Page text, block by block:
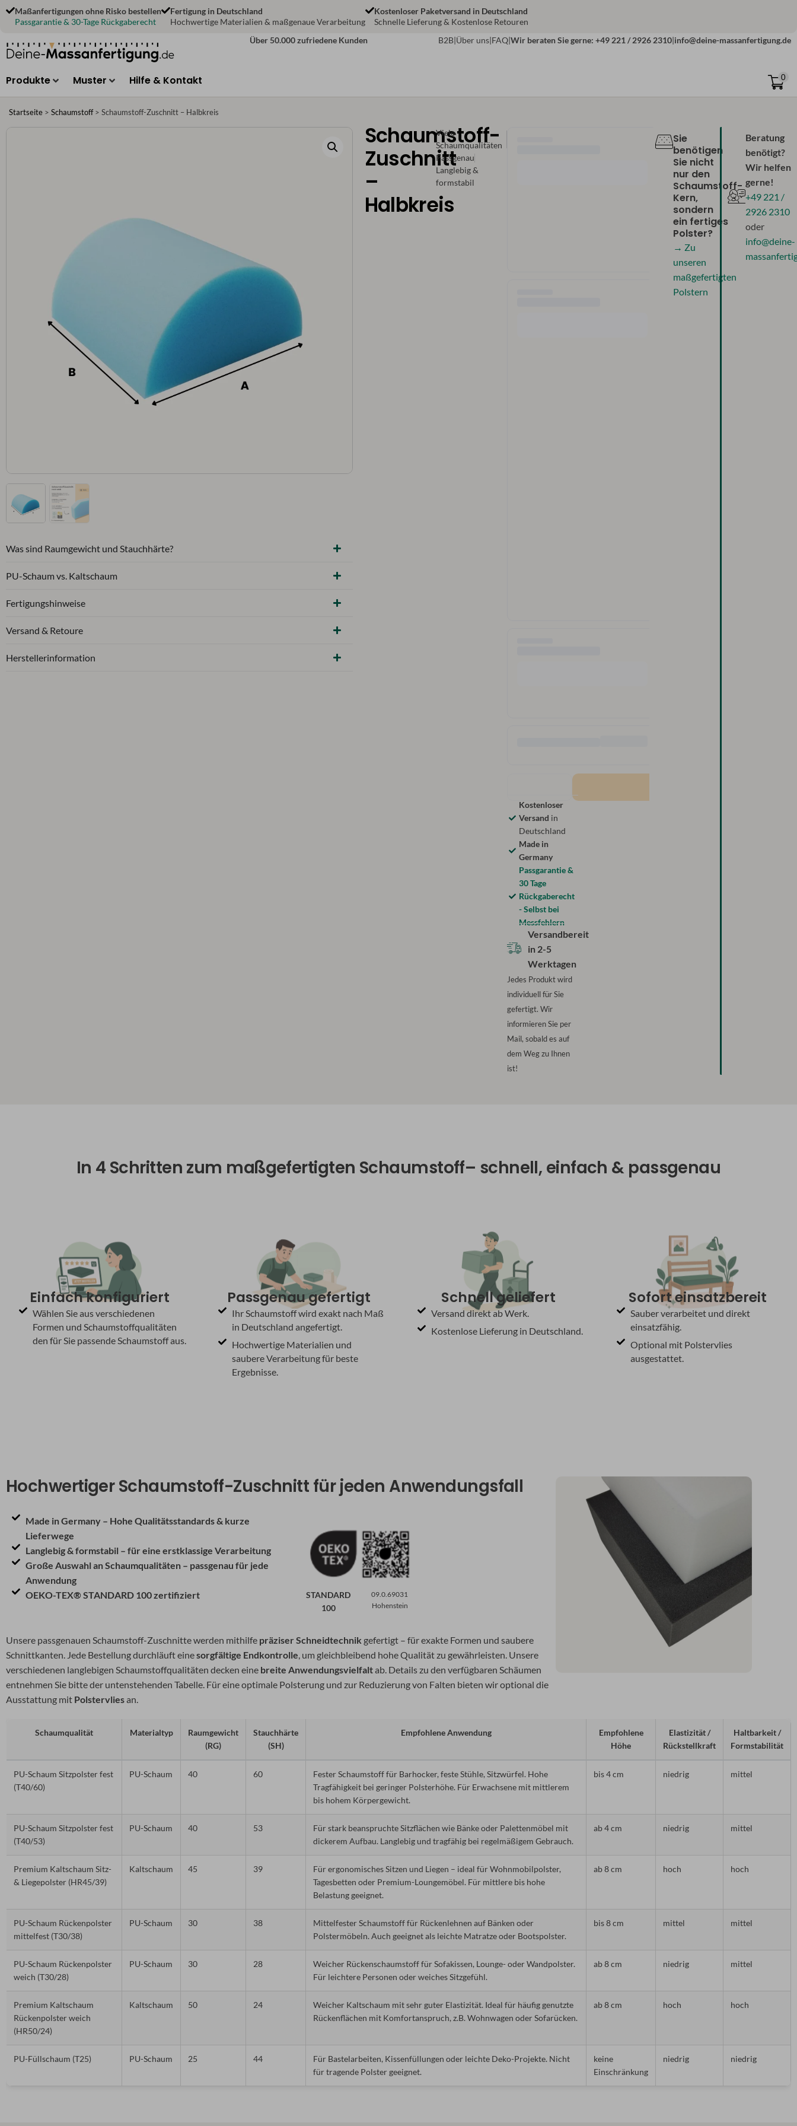
Zum
Inhalt
Maßanfertigungen ohne Risko bestellen
Passgarantie & 30-Tage Rückgaberecht
Fertigung in Deutschland
Hochwertige Materialien & maßgenaue Verarbeitung
Kostenloser Paketversand in Deutschland
Schnelle Lieferung & Kostenlose Retouren
Über 50.000 zufriedene Kunden
B2B|Über uns|FAQ|Wir beraten Sie gerne: +49 221 / 2926 2310|info@deine-massanfertigung.de
Produkte Muster Hilfe & Kontakt 0
Startseite > Schaumstoff> Schaumstoff-Zuschnitt – Halbkreis
Was sind Raumgewicht und Stauchhärte?
PU-Schaum vs. Kaltschaum
Fertigungshinweise
Versand & Retoure
Herstellerinformation
Schaumstoff-
Zuschnitt
–
Halbkreis
Viele
Schaumqualitäten
Passgenau
Langlebig &
formstabil
Kostenloser
Versand in
Deutschland
Made in
Germany
Passgarantie &
30 Tage
Rückgaberecht
- Selbst bei
Messfehlern
Versandbereit
in 2-5
Werktagen
Jedes Produkt wird
individuell für Sie
gefertigt. Wir
informieren Sie per
Mail, sobald es auf
dem Weg zu Ihnen
ist!
Sie
benötigen
Sie nicht
nur den
Schaumstoff-
Kern,
sondern
ein fertiges
Polster?
→ Zu
unseren
maßgefertigten
Polstern
Beratung
benötigt?
Wir helfen
gerne!
+49 221 /
2926 2310
oder
info@deine-
In 4 Schritten zum maßgefertigten Schaumstoff– schnell, einfach & passgenau
Einfach konfiguriert
Wählen Sie aus verschiedenen
Formen und Schaumstoffqualitäten
den für Sie passende Schaumstoff aus.
Passgenau gefertigt
Ihr Schaumstoff wird exakt nach Maß
in Deutschland angefertigt.
Hochwertige Materialien und
saubere Verarbeitung für beste
Ergebnisse.
Schnell geliefert
Versand direkt ab Werk.
Kostenlose Lieferung in Deutschland.
Sofort einsatzbereit
Sauber verarbeitet und direkt
einsatzfähig.
Optional mit Polstervlies
ausgestattet.
Hochwertiger Schaumstoff-Zuschnitt für jeden Anwendungsfall
Made in Germany – Hohe Qualitätsstandards & kurze
Lieferwege
Langlebig & formstabil – für eine erstklassige Verarbeitung
Große Auswahl an Schaumqualitäten – passgenau für jede
Anwendung
OEKO-TEX® STANDARD 100 zertifiziert
STANDARD
100
09.0.69031
Hohenstein
Unsere passgenauen Schaumstoff-Zuschnitte werden mithilfe präziser Schneidtechnik gefertigt – für exakte Formen und saubere
Schnittkanten. Jede Bestellung durchläuft einesorgfältige Endkontrolle, um gleichbleibend hohe Qualität zu gewährleisten. Unsere
verschiedenen langlebigen Schaumstoffqualitäten decken eine breite Anwendungsvielfaltab. Details zu den verfügbaren Schäumen
entnehmen Sie bitte der untenstehenden Tabelle. Für eine optimale Polsterung und zur Reduzierung von Falten bieten wir optional die
Ausstattung mit Polstervliesan.
Schaumqualität Materialtyp
Raumgewicht
(RG)
Stauchhärte
(SH)
Empfohlene Anwendung
Empfohlene
Höhe
Elastizität /
Rückstellkraft
Haltbarkeit /
Formstabilität
PU-Schaum Sitzpolster fest
(T40/60)
PU-Schaum 40 60
Fester Schaumstoff für Barhocker, feste Stühle, Sitzwürfel. Hohe
Tragfähigkeit bei geringer Polsterhöhe. Für Erwachsene mit mittlerem
bis hohem Körpergewicht.
bis 4 cm niedrig mittel
PU-Schaum Sitzpolster fest
(T40/53)
PU-Schaum 40 53
Für stark beanspruchte Sitzflächen wie Bänke oder Palettenmöbel mit
dickerem Aufbau. Langlebig und tragfähig bei regelmäßigem Gebrauch.
ab 4 cm niedrig mittel
Premium Kaltschaum Sitz-
& Liegepolster (HR45/39)
Kaltschaum 45 39
Für ergonomisches Sitzen und Liegen – ideal für Wohnmobilpolster,
Tagesbetten oder Premium-Loungemöbel. Für mittlere bis hohe
Belastung geeignet.
ab 8 cm hoch hoch
PU-Schaum Rückenpolster
mittelfest (T30/38)
PU-Schaum 30 38
Mittelfester Schaumstoff für Rückenlehnen auf Bänken oder
Polstermöbeln. Auch geeignet als leichte Matratze oder Bootspolster.
bis 8 cm mittel mittel
PU-Schaum Rückenpolster
weich (T30/28)
PU-Schaum 30 28
Weicher Rückenschaumstoff für Sofakissen, Lounge- oder Wandpolster.
Für leichtere Personen oder weiches Sitzgefühl.
ab 8 cm niedrig mittel
Premium Kaltschaum
Rückenpolster weich
(HR50/24)
Kaltschaum 50 24
Weicher Kaltschaum mit sehr guter Elastizität. Ideal für häufig genutzte
Rückenflächen mit Komfortanspruch, z.B. Wohnwagen oder Sofarücken.
ab 8 cm hoch hoch
PU-Füllschaum (T25) PU-Schaum 25 44
Für Bastelarbeiten, Kissenfüllungen oder leichte Deko-Projekte. Nicht
für tragende Polster geeignet.
keine
Einschränkung
niedrig niedrig